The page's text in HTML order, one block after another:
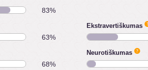
83%
63%
Ekstravertiškumas
68%
Neurotiškumas